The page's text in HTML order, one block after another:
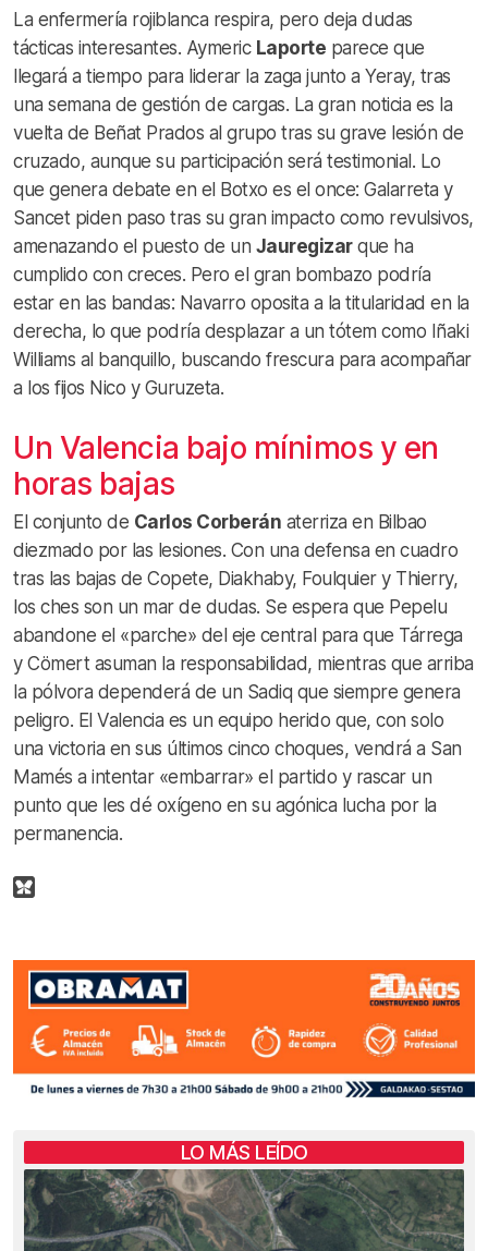
La enfermería rojiblanca respira, pero deja dudas
tácticas interesantes. Aymeric Laporte parece que
llegará a tiempo para liderar la zaga junto a Yeray, tras
una semana de gestión de cargas. La gran noticia es la
vuelta de Beñat Prados al grupo tras su grave lesión de
cruzado, aunque su participación será testimonial. Lo
que genera debate en el Botxo es el once: Galarreta y
Sancet piden paso tras su gran impacto como revulsivos,
amenazando el puesto de un Jauregizarque ha
cumplido con creces. Pero el gran bombazo podría
estar en las bandas: Navarro oposita a la titularidad en la
derecha, lo que podría desplazar a un tótem como Iñaki
Williams al banquillo, buscando frescura para acompañar
a los fijos Nico y Guruzeta.
Un Valencia bajo mínimos y en
horas bajas
El conjunto de Carlos Corberán aterriza en Bilbao
diezmado por las lesiones. Con una defensa en cuadro
tras las bajas de Copete, Diakhaby, Foulquier y Thierry,
los ches son un mar de dudas. Se espera que Pepelu
abandone el «parche» del eje central para que Tárrega
y Cömert asuman la responsabilidad, mientras que arriba
la pólvora dependerá de un Sadiq que siempre genera
peligro. El Valencia es un equipo herido que, con solo
una victoria en sus últimos cinco choques, vendrá a San
Mamés a intentar «embarrar» el partido y rascar un
punto que les dé oxígeno en su agónica lucha por la
permanencia.
LO MÁS LEÍDO